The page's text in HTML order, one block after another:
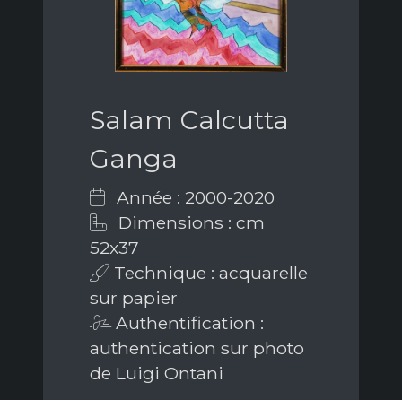
Salam Calcutta
Ganga
Année : 2000-2020
Dimensions : cm
52x37
Technique : acquarelle
sur papier
Authentification :
authentication sur photo
de Luigi Ontani